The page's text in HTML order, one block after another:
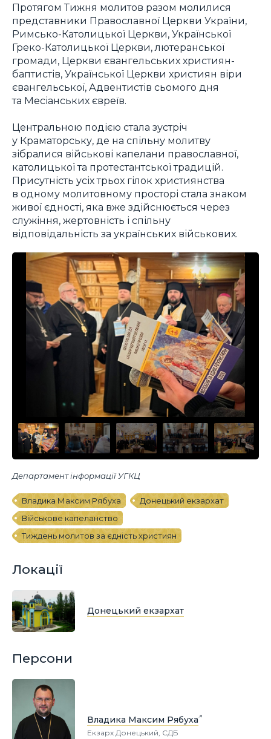
Протягом Тижня молитов разом молилися
представники Православної Церкви України,
Римсько-Католицької Церкви, Української
Греко-Католицької Церкви, лютеранської
громади, Церкви євангельських християн-
баптистів, Української Церкви християн віри
євангельської, Адвентистів сьомого дня
та Месіанських євреїв.
Центральною подією стала зустріч
у Краматорську, де на спільну молитву
зібралися військові капелани православної,
католицької та протестантської традицій.
Присутність усіх трьох гілок християнства
в одному молитовному просторі стала знаком
живої єдності, яка вже здійснюється через
служіння, жертовність і спільну
відповідальність за українських військових.
Департамент інформації УГКЦ
Владика Максим Рябуха
Донецький екзархат
Військове капеланство
Тиждень молитов за єдність християн
Локації
Донецький екзархат
Персони
Владика Максим Рябуха
Екзарх Донецький, СДБ